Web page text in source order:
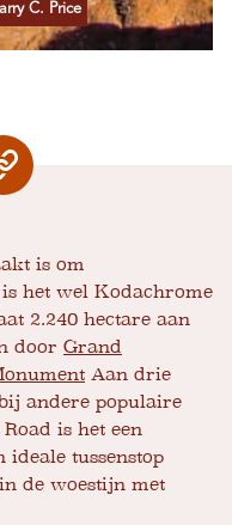
C. Price
is om
het wel Kodachrome
2.240 hectare aan
door Grand
Aan drie
andere populaire
is het een
ideale tussenstop
de woestijn met